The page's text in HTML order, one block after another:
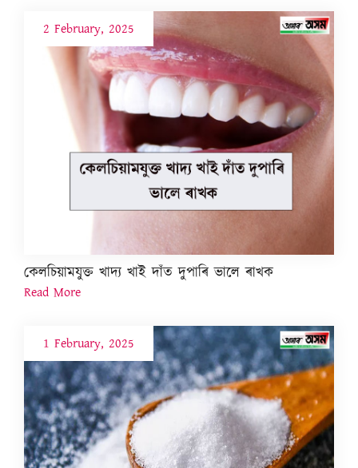
2 February, 2025
কেলচিয়ামযুক্ত খাদ্য খাই দাঁত দুপাৰি ভালে ৰাখক
Read More
1 February, 2025